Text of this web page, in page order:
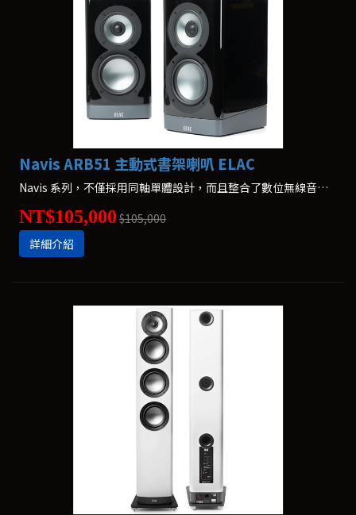
Navis ARB51 主動式書架喇叭 ELAC
Navis 系列，不僅採用同軸單體設計，而且整合了數位無線音樂，每一聲道還加入了 300 瓦大功率，可說是規格爆表的主動喇叭。
NT$105,000 $105,000
詳細介紹